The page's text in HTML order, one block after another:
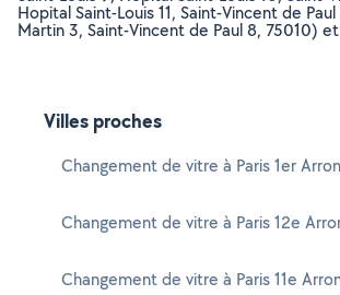
Hopital Saint-Louis 11, Saint-Vincent de
Martin 3, Saint-Vincent de Paul 8, 75010)
Villes proches
Changement de vitre à Paris 1er
Changement de vitre à Paris 12e
Changement de vitre à Paris 11e